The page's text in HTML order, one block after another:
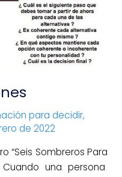
para decidir,
de 2022
“Seis Sombreros Para
Cuando una persona